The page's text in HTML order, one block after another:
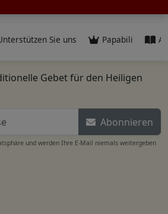
Sie uns Papabili
Gebet für den Heiligen
Abonnieren
und werden Ihre E-Mail niemals weitergeben